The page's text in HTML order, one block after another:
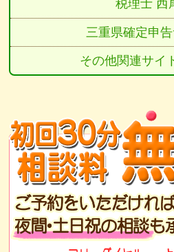
税理士 西
三重県確定申
その他関連サイ